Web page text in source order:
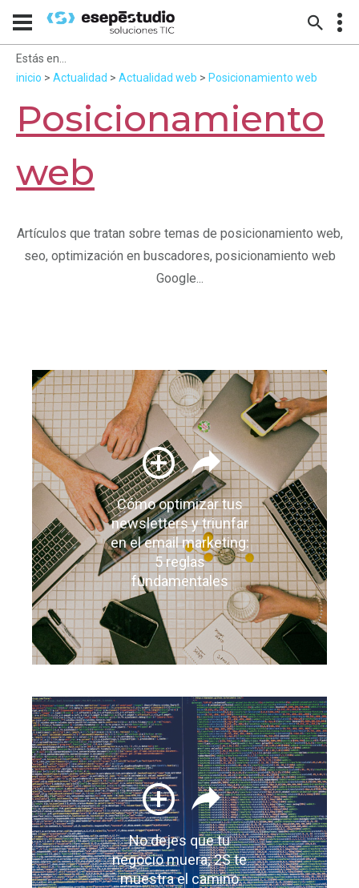
Estás en...
inicio > Actualidad > Actualidad web > Posicionamiento web
Posicionamiento
web
Artículos que tratan sobre temas de posicionamiento web,
seo, optimización en buscadores, posicionamiento web
Google...
Cómo optimizar tus
newsletters y triunfar
en el email marketing:
5 reglas
fundamentales
No dejes que tu
negocio muera; 2S te
muestra el camino